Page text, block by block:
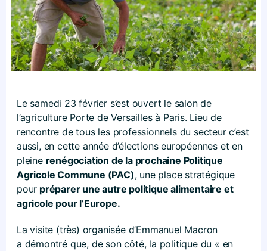
Le samedi 23 février s’est ouvert le salon de
l’agriculture Porte de Versailles à Paris. Lieu de
rencontre de tous les professionnels du secteur c’est
aussi, en cette année d’élections européennes et en
pleine renégociation de la prochaine Politique
Agricole Commune (PAC), une place stratégique
pour préparer une autre politique alimentaire et
agricole pour l’Europe.
La visite (très) organisée d’Emmanuel Macron
a démontré que, de son côté, la politique du « en